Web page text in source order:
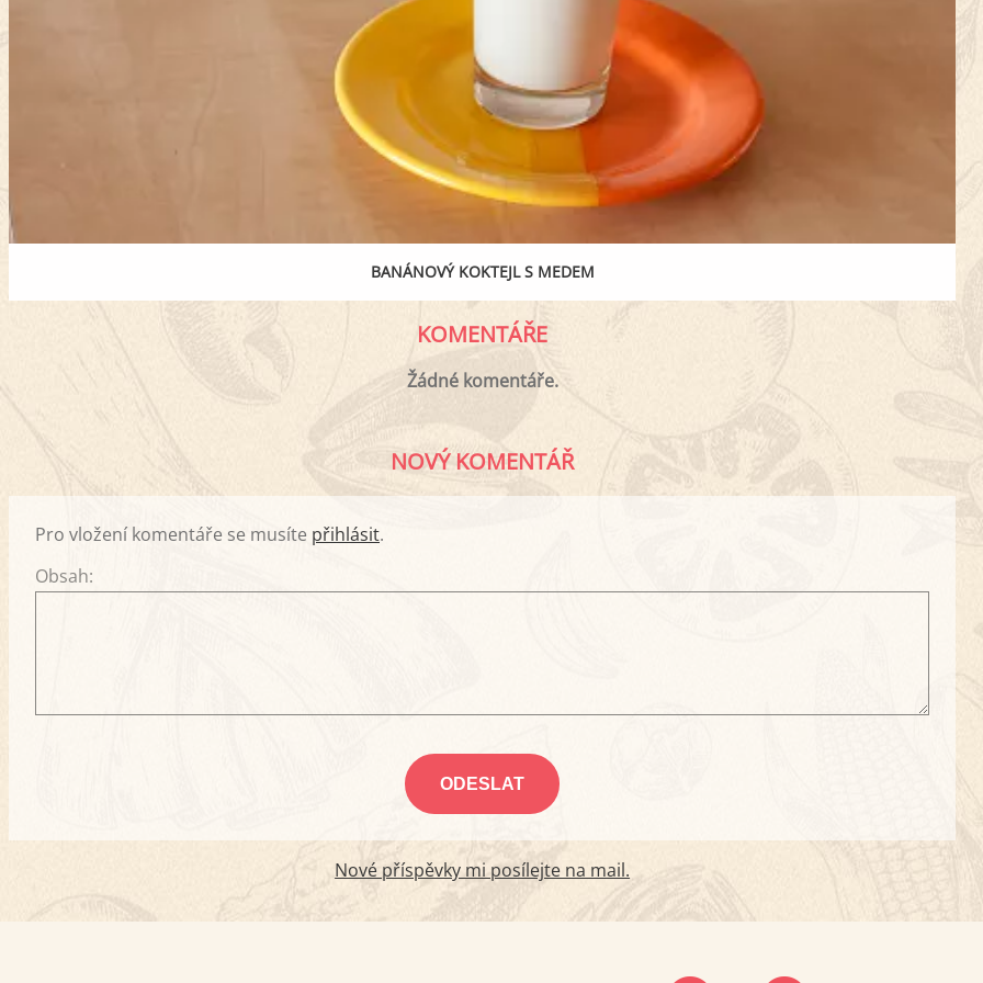
BANÁNOVÝ KOKTEJL S MEDEM
KOMENTÁŘE
Žádné komentáře.
NOVÝ KOMENTÁŘ
Pro vložení komentáře se musíte přihlásit.
Obsah:
Nové příspěvky mi posílejte na mail.